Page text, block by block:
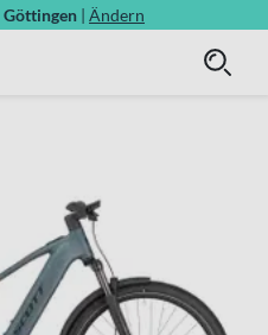
Göttingen | Ändern